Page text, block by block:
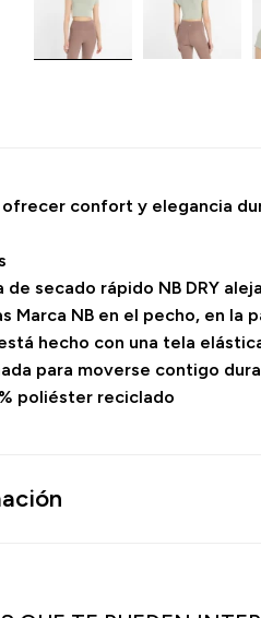
ofrecer confort y elegancia
de secado rápido NB DRY
Marca NB en el pecho, en la
hecho con una tela
para moverse contigo
poliéster reciclado